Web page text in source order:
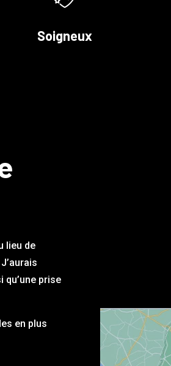
Soigneux
lieu de
qu’une prise
en plus